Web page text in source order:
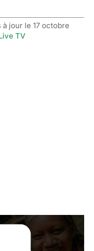
à jour le 17 octobre
TV